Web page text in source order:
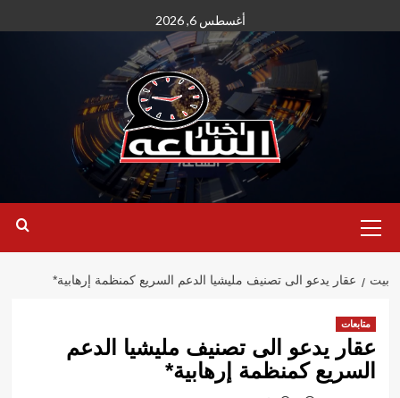
إلى
أغسطس 6, 2026
الأساسية
بيت عقار يدعو الى تصنيف مليشيا الدعم السريع كمنظمة إرهابية*
متابعات
عقار يدعو الى تصنيف مليشيا الدعم
السريع كمنظمة إرهابية*